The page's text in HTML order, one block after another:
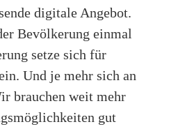
digitale Angebot.
Bevölkerung einmal
setze sich für
Und je mehr sich an
brauchen weit mehr
gut